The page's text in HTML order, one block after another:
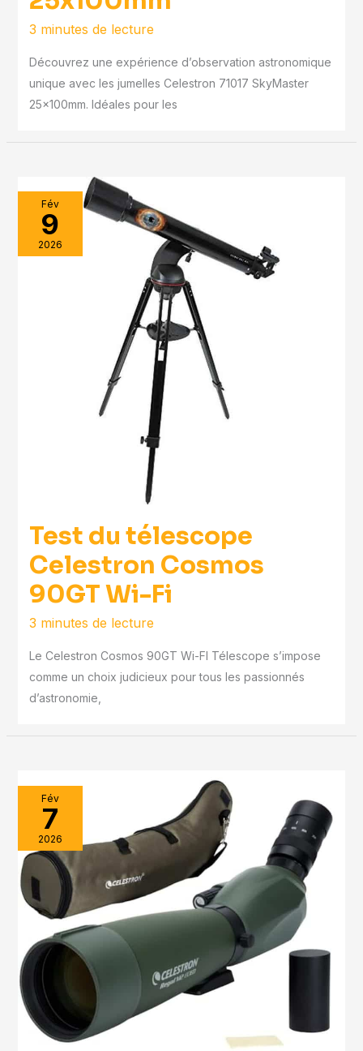
3 minutes de lecture
Découvrez une expérience d’observation astronomique
unique avec les jumelles Celestron 71017 SkyMaster
25x100mm. Idéales pour les
Fév
9
2026
Test du télescope
Celestron Cosmos
90GT Wi-Fi
3 minutes de lecture
Le Celestron Cosmos 90GT Wi-FI Télescope s’impose
comme un choix judicieux pour tous les passionnés
d’astronomie,
Fév
7
2026